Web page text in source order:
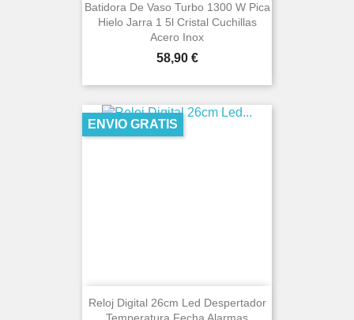
Batidora De Vaso Turbo 1300 W Pica
Hielo Jarra 1 5l Cristal Cuchillas
Acero Inox
Precio
58,90 €
Reloj Digital 26cm Led Despertador
ENVIO GRATIS